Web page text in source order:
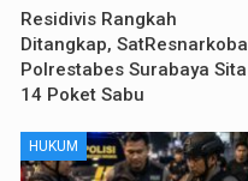
Residivis Rangkah
Ditangkap, SatResnarkoba
Polrestabes Surabaya Sita
14 Poket Sabu
HUKUM